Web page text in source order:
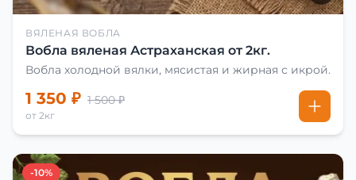
ВЯЛЕНАЯ ВОБЛА
Вобла вяленая Астраханская от 2кг.
Вобла холодной вялки, мясистая и жирная с икрой.
1 350 ₽ 1 500 ₽
от 2кг
-10%